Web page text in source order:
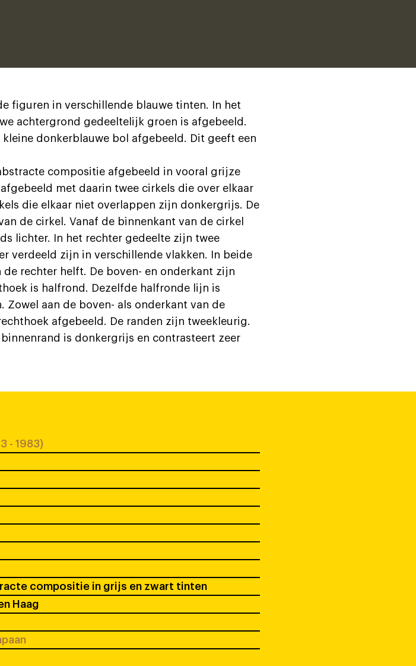
figuren in verschillende blauwe tinten. In het
achtergrond gedeeltelijk groen is afgebeeld.
donkerblauwe bol afgebeeld. Dit geeft een
compositie afgebeeld in vooral grijze
met daarin twee cirkels die over elkaar
die elkaar niet overlappen zijn donkergrijs. De
de cirkel. Vanaf de binnenkant van de cirkel
lichter. In het rechter gedeelte zijn twee
verdeeld zijn in verschillende vlakken. In beide
rechter helft. De boven- en onderkant zijn
is halfrond. Dezelfde halfronde lijn is
Zowel aan de boven- als onderkant van de
afgebeeld. De randen zijn tweekleurig.
is donkergrijs en contrasteert zeer
- 1983)
compositie in grijs en zwart tinten
Haag